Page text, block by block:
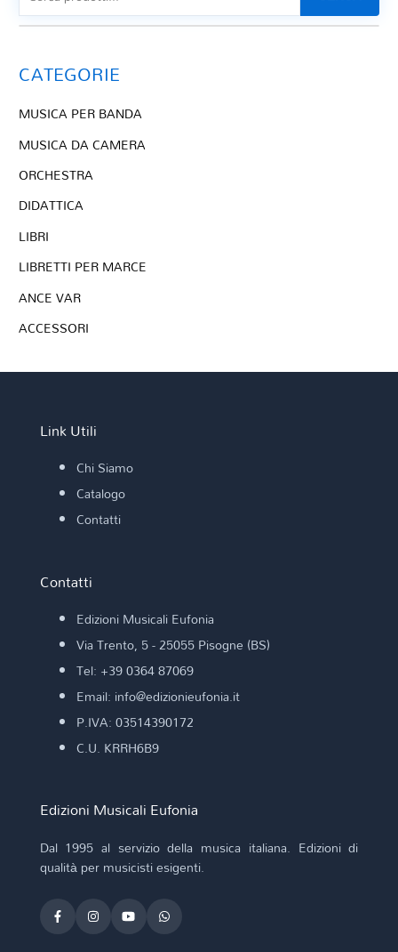
CATEGORIE
MUSICA PER BANDA
MUSICA DA CAMERA
ORCHESTRA
DIDATTICA
LIBRI
LIBRETTI PER MARCE
ANCE VAR
ACCESSORI
Link Utili
Chi Siamo
Catalogo
Contatti
Contatti
Edizioni Musicali Eufonia
Via Trento, 5 - 25055 Pisogne (BS)
Tel: +39 0364 87069
Email: info@edizionieufonia.it
P.IVA: 03514390172
C.U. KRRH6B9
Edizioni Musicali Eufonia
Dal 1995 al servizio della musica italiana. Edizioni di
qualità per musicisti esigenti.